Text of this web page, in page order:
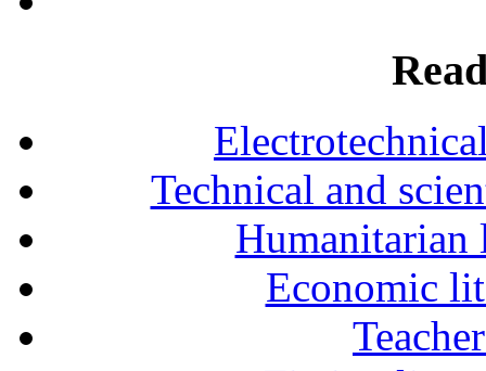
Technical and
Humanitarian
Economic